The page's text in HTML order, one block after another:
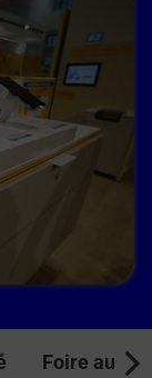
Foire aux